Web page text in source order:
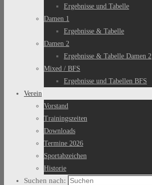
Ergebnisse und Tabelle
Damen 1
Ergebnisse & Tabelle
Damen 2
Ergebnisse & Tabelle Damen 2
Mixed / BFS
Ergebnisse und Tabellen BFS
Verein
Vorstand
Trainingszeiten
Downloads
Termine 2026
Sportabzeichen
Historie
Suchen nach: